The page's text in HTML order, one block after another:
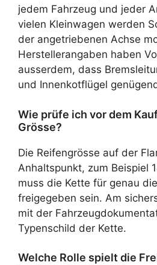
jedem Fahrzeug und jeder
vielen Kleinwagen werden
der angetriebenen Achse
Herstellerangaben haben
ausserdem, dass
und Innenkotflügel
Wie prüfe ich vor dem
Grösse?
Die Reifengrösse auf der
Anhaltspunkt, zum Beispiel
muss die Kette für genau
freigegeben sein. Am
mit der
Typenschild der Kette.
Welche Rolle spielt die